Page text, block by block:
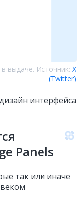
выдаче. Источник: X
(Twitter)
интерфейса
Panels
так или иначе